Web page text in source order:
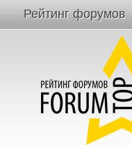
Рейтинг форумов